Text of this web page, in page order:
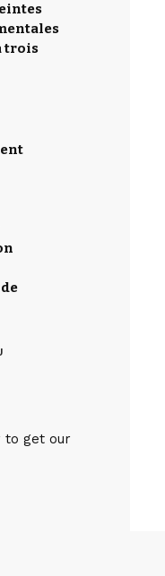
trois
to get our